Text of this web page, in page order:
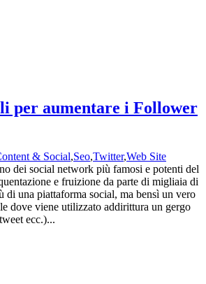
per aumentare i Follower
& Social,Seo,Twitter,Web Site
dei social network più famosi e potenti del
e fruizione da parte di migliaia di
di una piattaforma social, ma bensì un vero
dove viene utilizzato addirittura un gergo
ecc.)...